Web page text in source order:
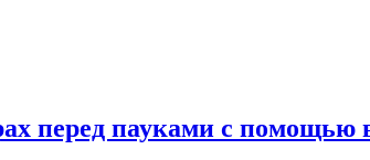
перед пауками с помощью